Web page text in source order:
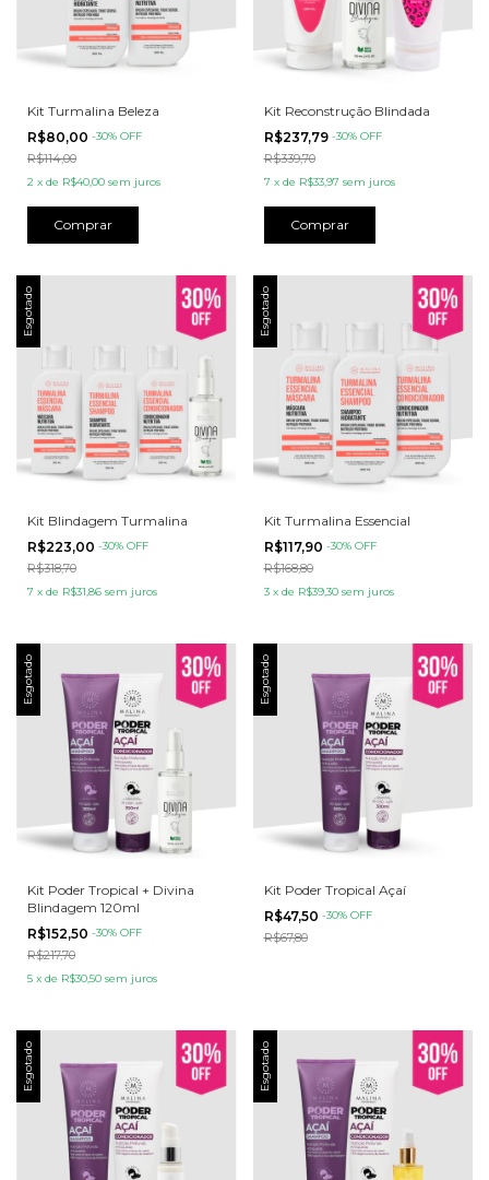
Kit Turmalina Beleza
R$80,00 -30% OFF
R$114,00
2 x de R$40,00 sem juros
Kit Reconstrução Blindada
R$237,79 -30% OFF
R$339,70
7 x de R$33,97 sem juros
Esgotado
Kit Blindagem Turmalina
R$223,00 -30% OFF
R$318,70
7 x de R$31,86 sem juros
Esgotado
Kit Turmalina Essencial
R$117,90 -30% OFF
R$168,80
3 x de R$39,30 sem juros
Esgotado
Kit Poder Tropical + Divina
Blindagem 120ml
R$152,50 -30% OFF
R$217,70
5 x de R$30,50 sem juros
Esgotado
Kit Poder Tropical Açaí
R$47,50 -30% OFF
R$67,80
Esgotado Esgotado